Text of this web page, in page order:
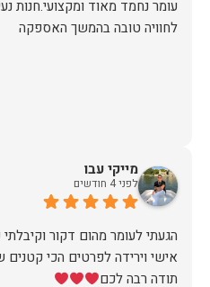
עומר נחמד מאוד ומקצועי.חנות
לחוויה טובה בהמשך האספקה
מייקי עבו
לפני 4 חודשים
הגעתי לעומר מהום דקור
תודה רבה לכם